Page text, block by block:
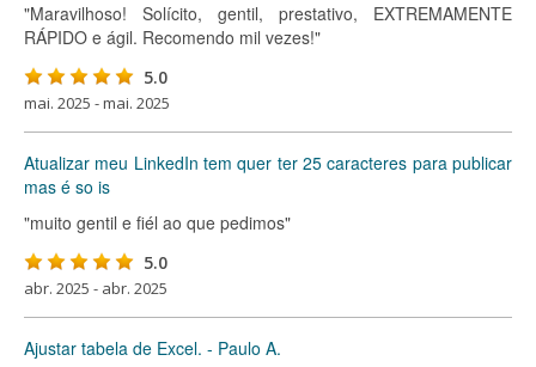
"Maravilhoso! Solícito, gentil, prestativo, EXTREMAMENTE
RÁPIDO e ágil. Recomendo mil vezes!"
5.0
mai. 2025 - mai. 2025
Atualizar meu LinkedIn tem quer ter 25 caracteres para publicar
mas é so is
"muito gentil e fiél ao que pedimos"
5.0
abr. 2025 - abr. 2025
Ajustar tabela de Excel. - Paulo A.